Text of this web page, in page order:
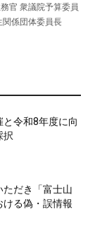
官 衆議院予算委員
係団体委員長
と令和8年度に向
択
ただき「富士山
る偽・誤情報